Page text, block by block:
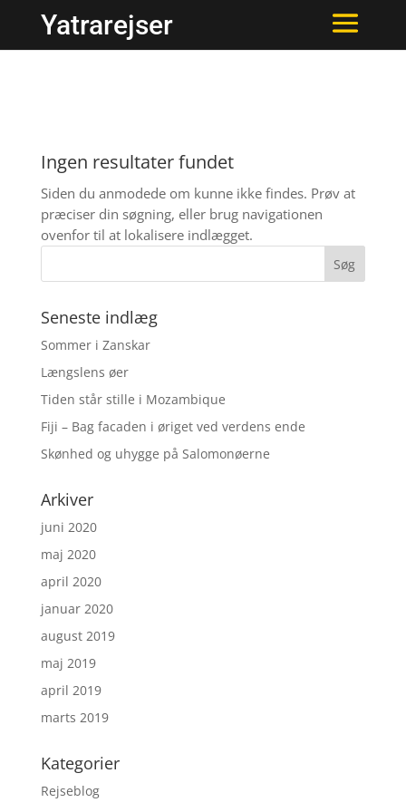
Yatrarejser
Ingen resultater fundet
Siden du anmodede om kunne ikke findes. Prøv at
præciser din søgning, eller brug navigationen
ovenfor til at lokalisere indlægget.
Seneste indlæg
Sommer i Zanskar
Længslens øer
Tiden står stille i Mozambique
Fiji – Bag facaden i øriget ved verdens ende
Skønhed og uhygge på Salomonøerne
Arkiver
juni 2020
maj 2020
april 2020
januar 2020
august 2019
maj 2019
april 2019
marts 2019
Kategorier
Rejseblog